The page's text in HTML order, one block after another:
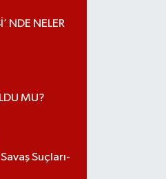
NDE NELER
MU?
Suçları-